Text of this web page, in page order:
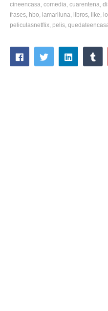
cineencasa comedia cuarentena
frases hbo lamariluna libros like
peliculasnetflix pelis